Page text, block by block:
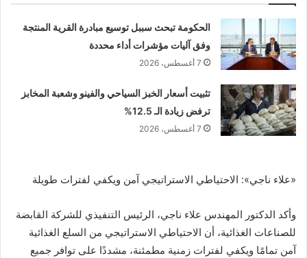
الحكومة تبحث سببل توسيع مبادرة القرية المنتجة
وفق آليات مؤشرات أداء محددة
7 أغسطس، 2026
تثبيت أسعار الخبز السياحي والفينو وشعبة المخابز
ترفض زيادة الـ 12.5%
7 أغسطس، 2026
«علاء ناجي»: الاحتياطي الاستراتيجي آمن ويكفي لفترات طويلة
وأكد الدكتور المهندس علاء ناجي، الرئيس التنفيذي للشركة القابضة
للصناعات الغذائية، أن الاحتياطي الاستراتيجي من السلع الغذائية
آمن تمامًا ويكفي لفترات زمنية مطمئنة، مشددًا على توافر جميع